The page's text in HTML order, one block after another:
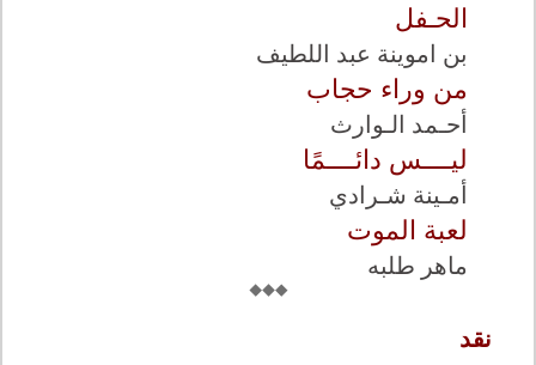
الحـفل
بن اموينة عبد اللطيف
من وراء حجاب
أحـمد الـوارث
ليــــس دائــــمًا
أمـينة شـرادي
لعبة الموت
ماهر طلبه
نقد